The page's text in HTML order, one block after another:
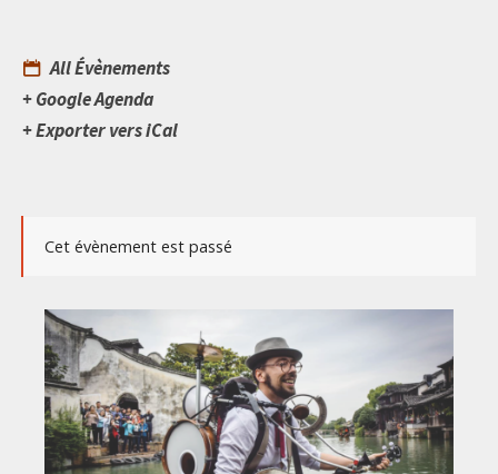
All Évènements
+ Google Agenda
+ Exporter vers iCal
Cet évènement est passé